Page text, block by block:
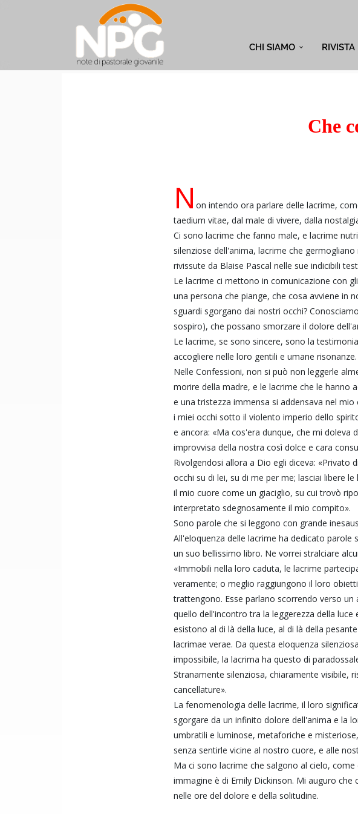
CHI SIAMO RIVISTA
Che
N on intendo ora parlare delle lacrime,
taedium vitae, dal male di vivere, dalla
Ci sono lacrime che fanno male, e lacrime
silenziose dell'anima, lacrime che
rivissute da Blaise Pascal nelle sue indicibili
Le lacrime ci mettono in comunicazione con
una persona che piange, che cosa avviene in
sguardi sgorgano dai nostri occhi?
sospiro), che possano smorzare il dolore
Le lacrime, se sono sincere, sono la
accogliere nelle loro gentili e umane risonanze.
Nelle Confessioni, non si può non leggerle
morire della madre, e le lacrime che le hanno
e una tristezza immensa si addensava nel
i miei occhi sotto il violento imperio dello
e ancora: «Ma cos'era dunque, che mi doleva
improvvisa della nostra così dolce e cara
Rivolgendosi allora a Dio egli diceva: «Privato
occhi su di lei, su di me per me; lasciai libere
il mio cuore come un giaciglio, su cui trovò
interpretato sdegnosamente il mio compito».
Sono parole che si leggono con grande
All'eloquenza delle lacrime ha dedicato
un suo bellissimo libro. Ne vorrei stralciare
«Immobili nella loro caduta, le lacrime
veramente; o meglio raggiungono il loro
trattengono. Esse parlano scorrendo verso
quello dell'incontro tra la leggerezza della
esistono al di là della luce, al di là della
lacrimae verae. Da questa eloquenza
impossibile, la lacrima ha questo di
Stranamente silenziosa, chiaramente visibile,
cancellature».
La fenomenologia delle lacrime, il loro
sgorgare da un infinito dolore dell'anima e la
umbratili e luminose, metaforiche e
senza sentirle vicine al nostro cuore, e alle
Ma ci sono lacrime che salgono al cielo,
immagine è di Emily Dickinson. Mi auguro
nelle ore del dolore e della solitudine.